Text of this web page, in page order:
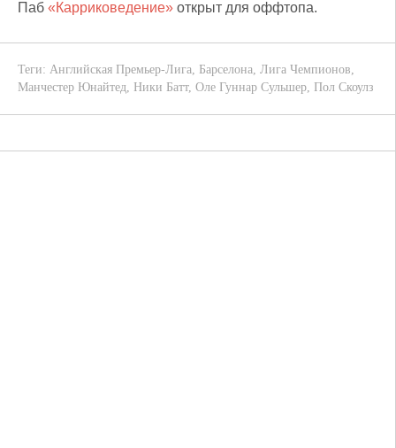
Паб «Карриковедение» открыт для оффтопа.
Теги: Английская Премьер-Лига, Барселона, Лига Чемпионов,
Манчестер Юнайтед, Ники Батт, Оле Гуннар Сульшер, Пол Скоулз